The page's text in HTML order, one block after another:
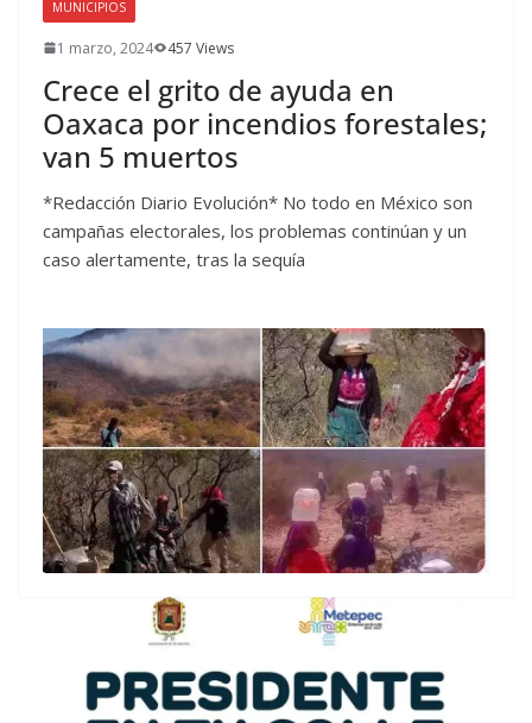
MUNICIPIOS
1 marzo, 2024 457 Views
Crece el grito de ayuda en
Oaxaca por incendios forestales;
van 5 muertos
*Redacción Diario Evolución* No todo en México son
campañas electorales, los problemas continúan y un
caso alertamente, tras la sequía